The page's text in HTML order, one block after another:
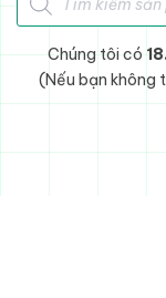
Chúng tôi có
(Nếu bạn không